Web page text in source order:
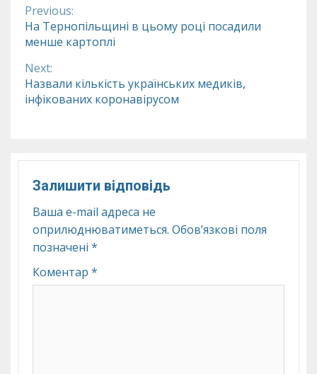
Continue
Reading
Previous:
На Тернопільщині в цьому році посадили
менше картоплі
Next:
Назвали кількість українських медиків,
інфікованих коронавірусом
Залишити відповідь
Ваша e-mail адреса не
оприлюднюватиметься. Обов’язкові поля
позначені *
Коментар *